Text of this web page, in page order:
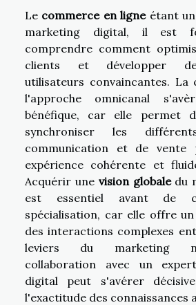
Le commerce en ligneétant un
marketing digital, il est
comprendre comment
clients et développer
utilisateurs convaincantes. La
l'approche omnicanal
bénéfique, car elle permet
synchroniser les
communication et de
expérience cohérente et
Acquérir une vision globaledu
est essentiel avant de
spécialisation, car elle offre
des interactions complexes
leviers du marketing
collaboration avec un
digital peut s'avérer
l'exactitude des connaissances